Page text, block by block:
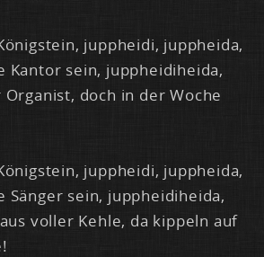
jupp­hei­di, jupp­hei­da,
Kan­tor sein, jupp­hei­di­hei­da,
doch in der Wo­che
jupp­hei­di, jupp­hei­da,
Sän­ger sein, jupp­hei­di­hei­da,
vol­ler Keh­le, da kip­peln auf